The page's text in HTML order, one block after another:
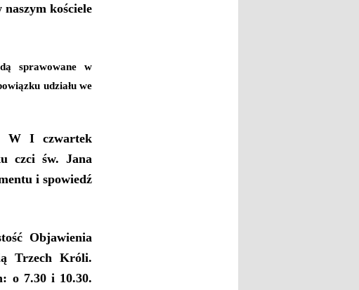
naszym kościele
sprawowane w
udziału we
W I czwartek
czci św. Jana
i spowiedź
Objawienia
Trzech Króli.
o 7.30 i 10.30.